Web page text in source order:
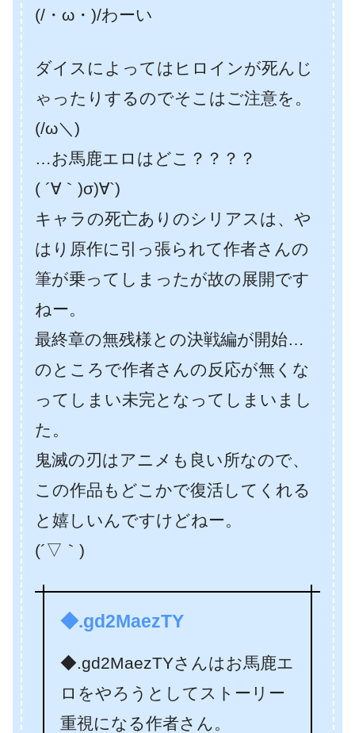
(/・ω・)/わーい
ダイスによってはヒロインが死んじ
ゃったりするのでそこはご注意を。
(/ω＼)
…お馬鹿エロはどこ？？？？
( ´∀｀)σ)∀`)
キャラの死亡ありのシリアスは、や
はり原作に引っ張られて作者さんの
筆が乗ってしまったが故の展開です
ねー。
最終章の無残様との決戦編が開始…
のところで作者さんの反応が無くな
ってしまい未完となってしまいまし
た。
鬼滅の刃はアニメも良い所なので、
この作品もどこかで復活してくれる
と嬉しいんですけどねー。
(´▽｀)
◆.gd2MaezTY
◆.gd2MaezTYさんはお馬鹿エ
ロをやろうとしてストーリー
重視になる作者さん。